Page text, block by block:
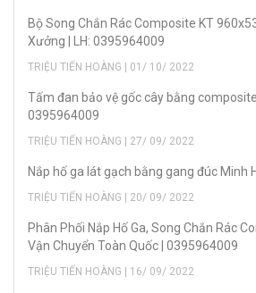
Bộ Song Chắn Rác Composite KT
Xưởng | LH: 0395964009
TRIỆU TIẾN HOÀNG | 01/ 10/ 2022
Tấm đan bảo vệ gốc cây bằng
0395964009
TRIỆU TIẾN HOÀNG | 27/ 09/ 2022
Nắp hố ga lát gạch bằng gang đúc Minh
TRIỆU TIẾN HOÀNG | 20/ 09/ 2022
Phân Phối Nắp Hố Ga, Song Chắn Rác
Vận Chuyển Toàn Quốc | 0395964009
TRIỆU TIẾN HOÀNG | 16/ 09/ 2022